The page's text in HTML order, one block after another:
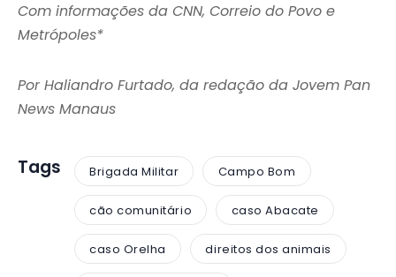
Com informações da CNN, Correio do Povo e
Metrópoles*
Por Haliandro Furtado, da redação da Jovem Pan
News Manaus
Tags Brigada Militar Campo Bom
cão comunitário caso Abacate
caso Orelha direitos dos animais